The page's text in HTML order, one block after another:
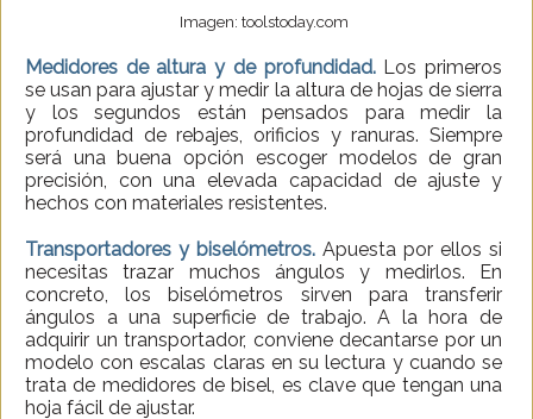
Imagen: toolstoday.com
Medidores de altura y de profundidad. Los primeros
se usan para ajustar y medir la altura de hojas de sierra
y los segundos están pensados para medir la
profundidad de rebajes, orificios y ranuras. Siempre
será una buena opción escoger modelos de gran
precisión, con una elevada capacidad de ajuste y
hechos con materiales resistentes.
Transportadores y biselómetros. Apuesta por ellos si
necesitas trazar muchos ángulos y medirlos. En
concreto, los biselómetros sirven para transferir
ángulos a una superficie de trabajo. A la hora de
adquirir un transportador, conviene decantarse por un
modelo con escalas claras en su lectura y cuando se
trata de medidores de bisel, es clave que tengan una
hoja fácil de ajustar.